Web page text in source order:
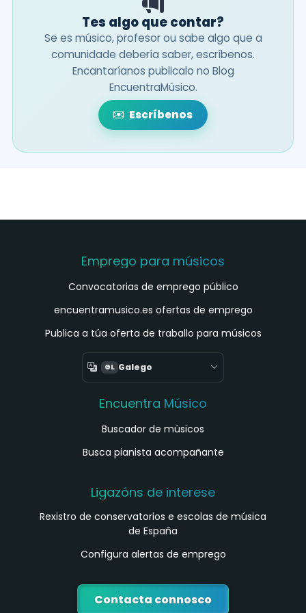
Tes algo que contar?
Se es músico, profesor ou sabe algo que a
comunidade debería saber, escríbenos.
Encantaríanos publicalo no Blog
EncuentraMúsico.
Escríbenos
Emprego para músicos
Convocatorias de emprego público
encuentramusico.es ofertas de emprego
Publica a túa oferta de traballo para músicos
GL Galego
Encuentra Músico
Buscador de músicos
Busca pianista acompañante
Ligazóns de interese
Rexistro de conservatorios e escolas de música
de España
Configura alertas de emprego
Contacta connosco